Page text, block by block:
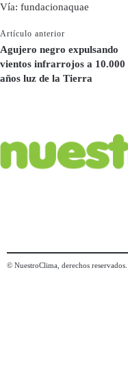
Vía: fundacionaquae
Artículo anterior
Agujero negro expulsando
vientos infrarrojos a 10.000
años luz de la Tierra
© NuestroClima, derechos reservados.